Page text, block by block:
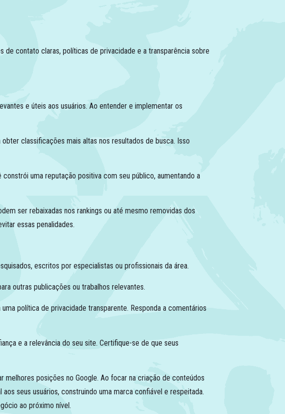
contato claras, políticas de privacidade e a transparência sobre
e úteis aos usuários. Ao entender e implementar os
classificações mais altas nos resultados de busca. Isso
uma reputação positiva com seu público, aumentando a
ser rebaixadas nos rankings ou até mesmo removidas dos
essas penalidades.
escritos por especialistas ou profissionais da área.
outras publicações ou trabalhos relevantes.
política de privacidade transparente. Responda a comentários
e a relevância do seu site. Certifique-se de que seus
melhores posições no Google. Ao focar na criação de conteúdos
seus usuários, construindo uma marca confiável e respeitada.
ao próximo nível.